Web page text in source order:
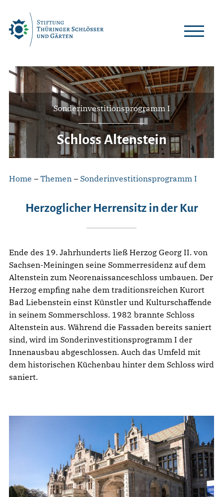
content
Sonderinvestitionsprogramm I
Schloss Altenstein
Home – Themen – Sonderinvestitionsprogramm I
Herzoglicher Herrensitz in der Kur
Ende des 19. Jahrhunderts ließ Herzog Georg II. von
Sachsen-Meiningen seine Sommerresidenz auf dem
Altenstein zum Neorenaissanceschloss umbauen. Der
Herzog empfing nahe dem traditionsreichen Kurort
Bad Liebenstein einst Künstler und Kulturschaffende
in seinem Sommerschloss. 1982 brannte Schloss
Altenstein aus. Während die Fassaden bereits saniert
sind, wird im Sonderinvestitionsprogramm I der
Innenausbau abgeschlossen. Auch das Umfeld mit
dem historischen Küchenbau hinter dem Schloss wird
saniert.